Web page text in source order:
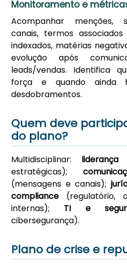
Monitoramento e
Acompanhar menções,
canais, termos
indexados, matérias
evolução após
leads/vendas. Identifica
força e quando ainda
desdobramentos.
Quem deve
do plano?
Multidisciplinar: liderança
estratégicas);
(mensagens e canais);
compliance (regulatório,
internas); TI e
cibersegurança).
Plano de crise e